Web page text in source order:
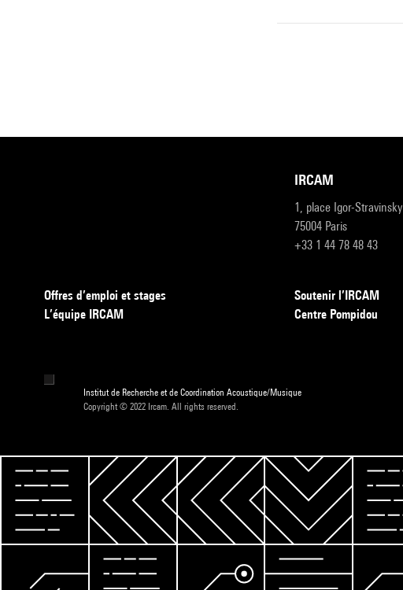
IRCAM
1, place Igor-Stravinsky
75004 Paris
+33 1 44 78 48 43
Offres d’emploi et stages
L’équipe IRCAM
Soutenir l’IRCAM
Centre Pompidou
Institut de Recherche et de Coordination Acoustique/Musique
Copyright © 2022 Ircam. All rights reserved.